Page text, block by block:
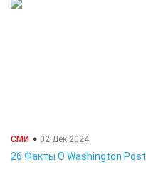
СМИ 02 Дек 2024
26 Факты О Washington Post